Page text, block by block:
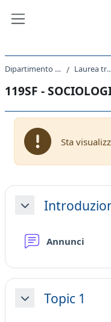
Dipartimento di Studi Umanistici Laurea
119SF -
Sta
Schema della
Minimizza
Annunci
MinimizzaTopic 1